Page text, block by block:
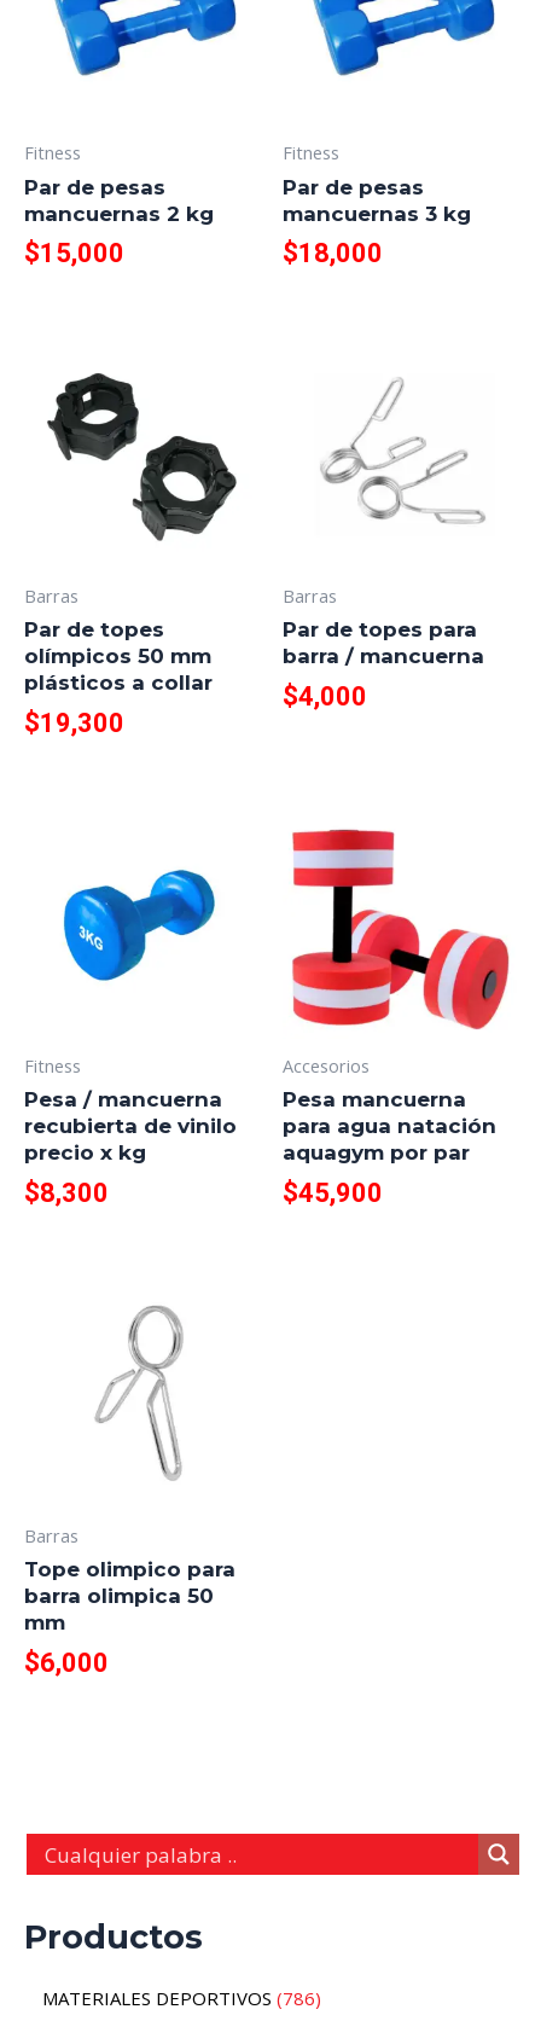
Productos
MATERIALES DEPORTIVOS 786
Fitness
Par de pesas
mancuernas 2 kg
$15,000
Fitness
Par de pesas
mancuernas 3 kg
$18,000
Barras
Par de topes
olímpicos 50 mm
plásticos a collar
$19,300
Barras
Par de topes para
barra / mancuerna
$4,000
Fitness
Pesa / mancuerna
recubierta de vinilo
precio x kg
$8,300
Accesorios
Pesa mancuerna
para agua natación
aquagym por par
$45,900
Barras
Tope olimpico para
barra olimpica 50
mm
$6,000